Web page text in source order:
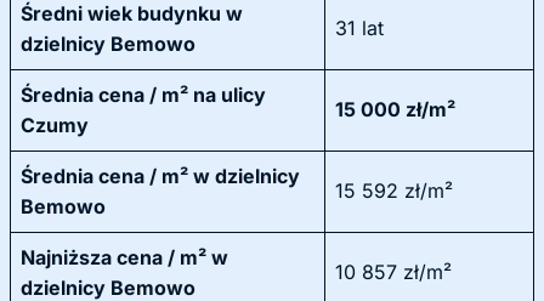
Średni wiek budynku w
dzielnicy Bemowo
31 lat
Średnia cena / m² na ulicy
Czumy
15 000 zł/m²
Średnia cena / m² w dzielnicy
Bemowo
15 592 zł/m²
Najniższa cena / m² w
dzielnicy Bemowo
10 857 zł/m²